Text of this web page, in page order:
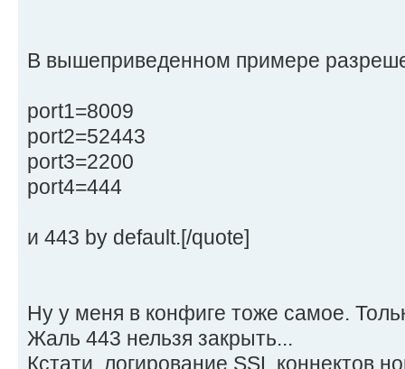
В вышеприведенном примере
port1=8009
port2=52443
port3=2200
port4=444
и 443 by default.[/quote]
Ну у меня в конфиге тоже самое.
Жаль 443 нельзя закрыть...
Кстати, логирование SSL коннектов